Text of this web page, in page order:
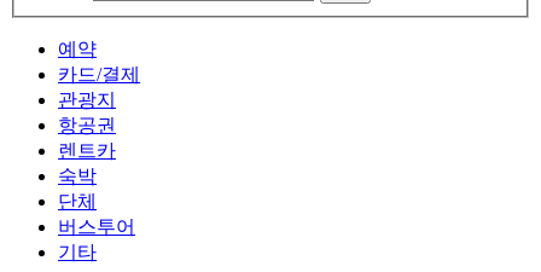
예약
카드/결제
관광지
항공권
렌트카
숙박
단체
버스투어
기타